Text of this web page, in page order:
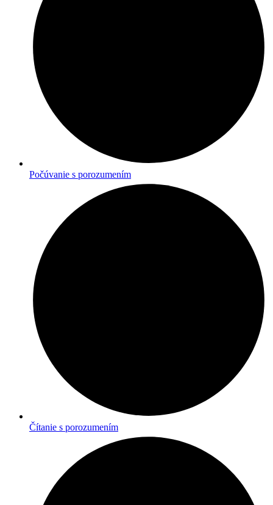
Počúvanie s porozumením
Čítanie s porozumením